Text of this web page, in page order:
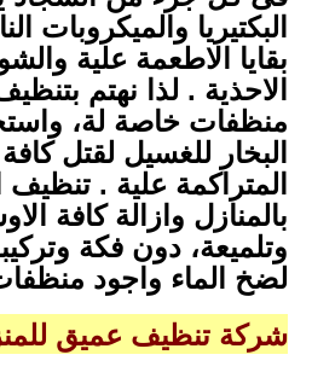
البكتيريا والميكروبات
بقايا الاطعمة علية
الاحذية . لذا نهتم
منظفات خاصة لة،
البخار للغسيل لقتل
المتراكمة علية .
بالمنازل وازالة كافة
وتلميعة، دون فكة
لضخ الماء واجود
شركة تنظيف عميق